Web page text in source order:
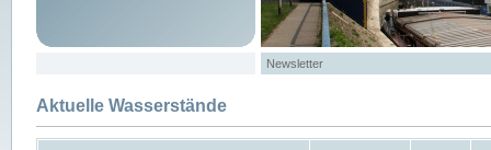
Newsletter
Aktuelle Wasserstände